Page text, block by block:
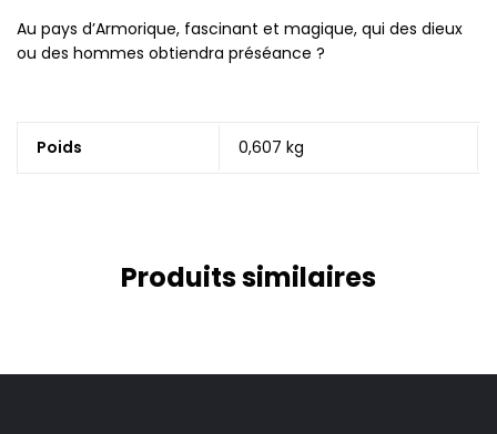
Au pays d’Armorique, fascinant et magique, qui des dieux
ou des hommes obtiendra préséance ?
Poids 0,607 kg
Produits similaires